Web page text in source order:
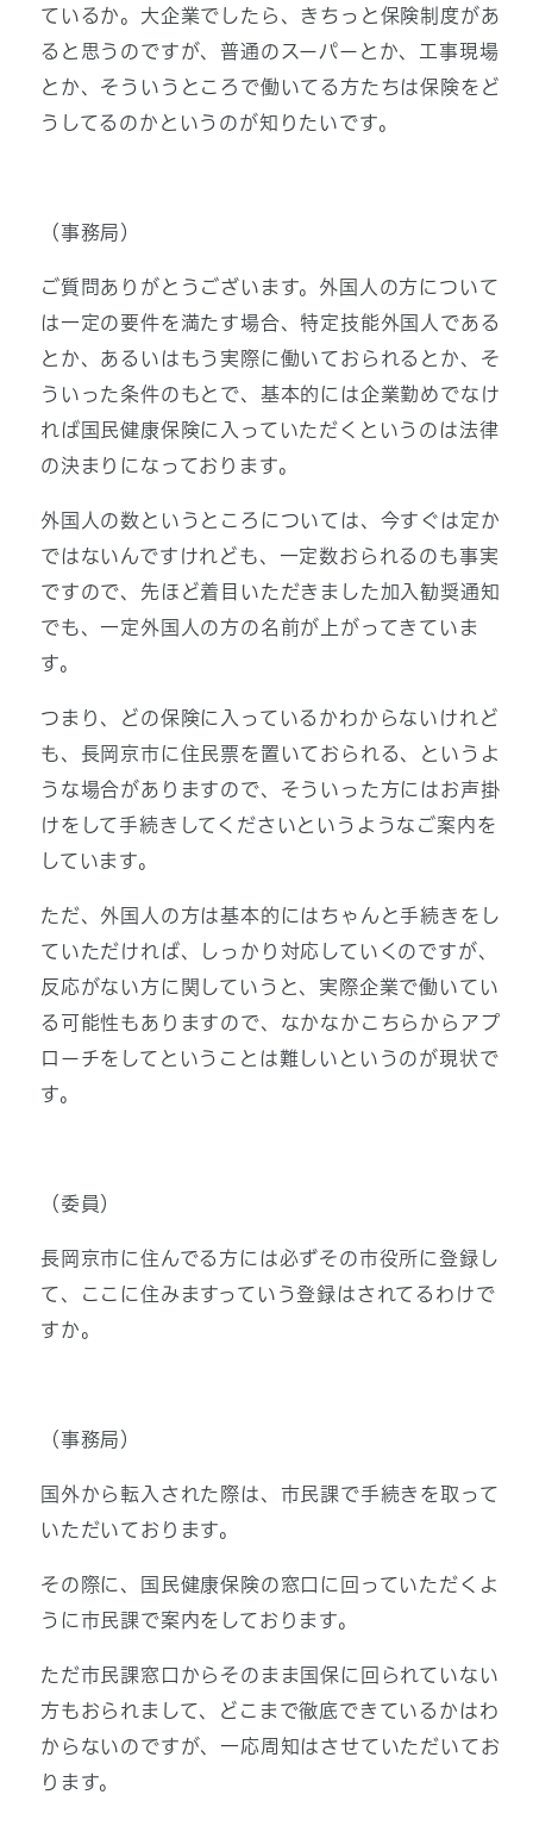
ているか。大企業でしたら、きちっと保険制度があ
ると思うのですが、普通のスーパーとか、工事現場
とか、そういうところで働いてる方たちは保険をど
うしてるのかというのが知りたいです。
（事務局）
ご質問ありがとうございます。外国人の方について
は一定の要件を満たす場合、特定技能外国人である
とか、あるいはもう実際に働いておられるとか、そ
ういった条件のもとで、基本的には企業勤めでなけ
れば国民健康保険に入っていただくというのは法律
の決まりになっております。
外国人の数というところについては、今すぐは定か
ではないんですけれども、一定数おられるのも事実
ですので、先ほど着目いただきました加入勧奨通知
でも、一定外国人の方の名前が上がってきていま
す。
つまり、どの保険に入っているかわからないけれど
も、長岡京市に住民票を置いておられる、というよ
うな場合がありますので、そういった方にはお声掛
けをして手続きしてくださいというようなご案内を
しています。
ただ、外国人の方は基本的にはちゃんと手続きをし
ていただければ、しっかり対応していくのですが、
反応がない方に関していうと、実際企業で働いてい
る可能性もありますので、なかなかこちらからアプ
ローチをしてということは難しいというのが現状で
す。
（委員）
長岡京市に住んでる方には必ずその市役所に登録し
て、ここに住みますっていう登録はされてるわけで
すか。
（事務局）
国外から転入された際は、市民課で手続きを取って
いただいております。
その際に、国民健康保険の窓口に回っていただくよ
うに市民課で案内をしております。
ただ市民課窓口からそのまま国保に回られていない
方もおられまして、どこまで徹底できているかはわ
からないのですが、一応周知はさせていただいてお
ります。